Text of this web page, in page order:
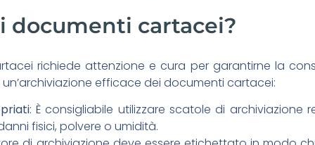
documenti cartacei?
richiede attenzione e cura per garantirne la
efficace dei documenti cartacei:
: È consigliabile utilizzare scatole di archiviazione
fisici, polvere o umidità.